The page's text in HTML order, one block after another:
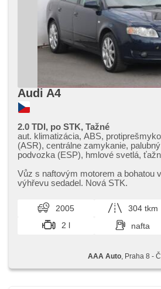
Audi A4
2.0 TDI, po STK, Tažné
aut. klimatizácia, ABS,
(ASR), centrálne zamykanie,
podvozka (ESP), hmlové svetlá,
posilňovač riadenia, el. okná, strešný
manuálna prevodovka
Vůz s naftovým motorem a bohatou
výhřevu sedadel. Nová STK.
2005 304 tkm
2 l
nafta
AAA Auto, Praha 8 -